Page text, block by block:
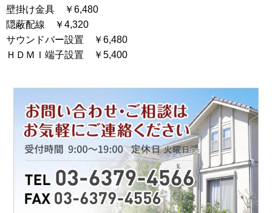
壁掛け金具 ￥6,480
隠蔽配線 ￥4,320
サウンドバー設置 ￥6,480
ＨＤＭＩ端子設置 ￥5,400